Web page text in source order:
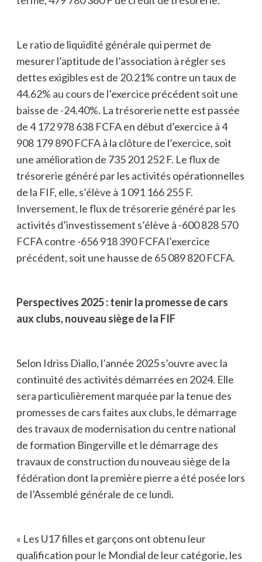
Le ratio de liquidité générale qui permet de
mesurer l’aptitude de l’association à régler ses
dettes exigibles est de 20.21% contre un taux de
44.62% au cours de l’exercice précédent soit une
baisse de -24.40%. La trésorerie nette est passée
de 4 172 978 638 FCFA en début d’exercice à 4
908 179 890 FCFA à la clôture de l’exercice, soit
une amélioration de 735 201 252 F. Le flux de
trésorerie généré par les activités opérationnelles
de la FIF, elle, s’élève à 1 091 166 255 F.
Inversement, le flux de trésorerie généré par les
activités d’investissement s’élève à -600 828 570
FCFA contre -656 918 390 FCFA l’exercice
précédent, soit une hausse de 65 089 820 FCFA.
Perspectives 2025 : tenir la promesse de cars
aux clubs, nouveau siège de la FIF
Selon Idriss Diallo, l’année 2025 s’ouvre avec la
continuité des activités démarrées en 2024. Elle
sera particulièrement marquée par la tenue des
promesses de cars faites aux clubs, le démarrage
des travaux de modernisation du centre national
de formation Bingerville et le démarrage des
travaux de construction du nouveau siège de la
fédération dont la première pierre a été posée lors
de l’Assemblé générale de ce lundi.
« Les U17 filles et garçons ont obtenu leur
qualification pour le Mondial de leur catégorie, les